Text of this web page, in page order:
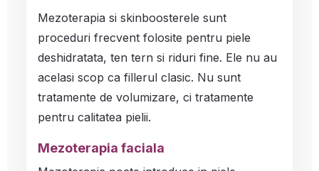
Mezoterapia si skinboosterele sunt
proceduri frecvent folosite pentru piele
deshidratata, ten tern si riduri fine. Ele nu au
acelasi scop ca fillerul clasic. Nu sunt
tratamente de volumizare, ci tratamente
pentru calitatea pielii.
Mezoterapia faciala